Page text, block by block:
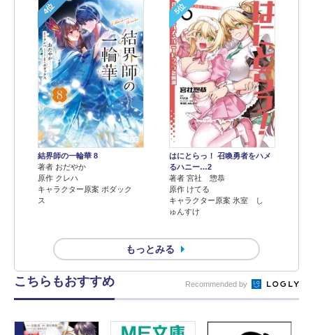
4位
結界師の一輪華 8
著者 おだやか
原作 クレハ
キャラクター原案 ボダック
ス
5位
はにとらっ！ 召喚勇者をハメ
るハニー…2
著者 宮社 惣恭
原作 けてる
キャラクター原案 氷室 し
ゅんすけ
もっとみる
こちらもおすすめ Recommended by